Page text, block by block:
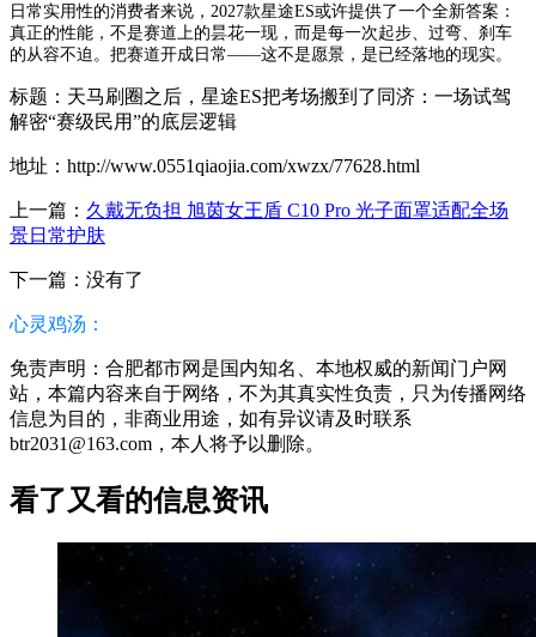
日常实用性的消费者来说，2027款星途ES或许提供了一个全新答案：
真正的性能，不是赛道上的昙花一现，而是每一次起步、过弯、刹车
的从容不迫。把赛道开成日常——这不是愿景，是已经落地的现实。
标题：天马刷圈之后，星途ES把考场搬到了同济：一场试驾
解密“赛级民用”的底层逻辑
地址：http://www.0551qiaojia.com/xwzx/77628.html
上一篇： 久戴无负担 旭茵女王盾 C10 Pro 光子面罩适配全场
景日常护肤
下一篇：没有了
心灵鸡汤：
免责声明：合肥都市网是国内知名、本地权威的新闻门户网
站，本篇内容来自于网络，不为其真实性负责，只为传播网络
信息为目的，非商业用途，如有异议请及时联系
btr2031@163.com，本人将予以删除。
看了又看的信息资讯